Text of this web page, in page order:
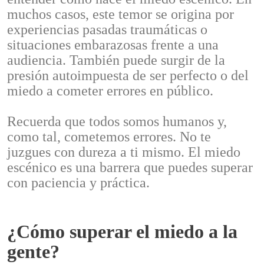
muchos casos, este temor se origina por
experiencias pasadas traumáticas o
situaciones embarazosas frente a una
audiencia. También puede surgir de la
presión autoimpuesta de ser perfecto o del
miedo a cometer errores en público.
Recuerda que todos somos humanos y,
como tal, cometemos errores. No te
juzgues con dureza a ti mismo. El miedo
escénico es una barrera que puedes superar
con paciencia y práctica.
¿Cómo superar el miedo a la
gente?